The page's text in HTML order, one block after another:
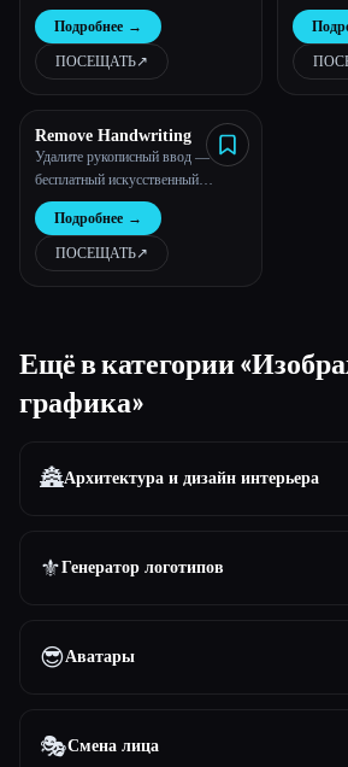
интеллекта | aichangebackground
Подробнее →
ПОСЕЩАТЬ↗︎
водяных
Remove Handwriting
Удалите рукописный ввод —
бесплатный искусственный
интеллект для изображений, PDF
и отсканированных документов
Подробнее →
ПОСЕЩАТЬ↗︎
Ещё в категории
графика»
🏯Архитектура и дизайн интерьера
⚜️Генератор логотипов
😎Аватары
🎭Смена лица